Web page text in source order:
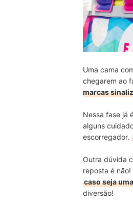
Uma cama
chegarem ao
marcas
Nessa fase já
alguns
escorregador.
Outra dúvida
reposta é
caso seja
diversão!